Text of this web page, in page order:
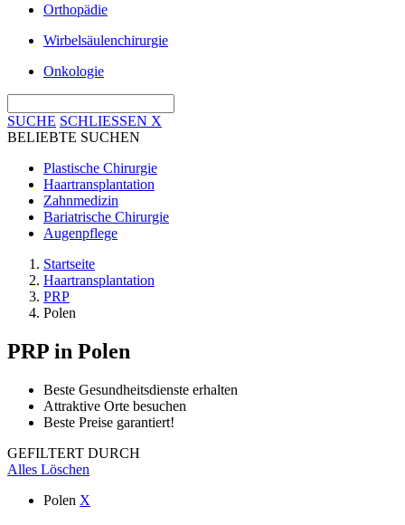
Orthopädie
Wirbelsäulenchirurgie
Onkologie
SUCHE SCHLIESSEN X
BELIEBTE SUCHEN
Plastische Chirurgie
Haartransplantation
Zahnmedizin
Bariatrische Chirurgie
Augenpflege
Startseite
Haartransplantation
PRP
Polen
PRP in Polen
Beste Gesundheitsdienste erhalten
Attraktive Orte besuchen
Beste Preise garantiert!
GEFILTERT DURCH
Alles Löschen
Polen X